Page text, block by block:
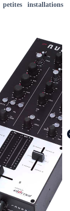
petites installations